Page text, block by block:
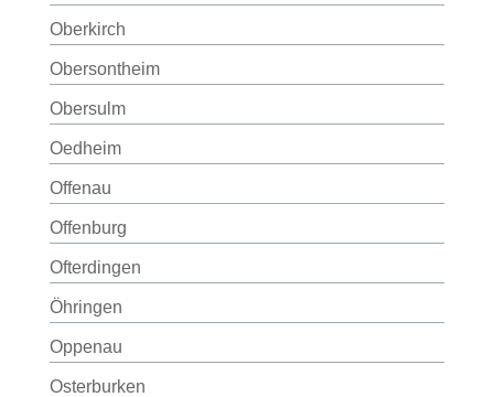
Oberkirch
Obersontheim
Obersulm
Oedheim
Offenau
Offenburg
Ofterdingen
Öhringen
Oppenau
Osterburken